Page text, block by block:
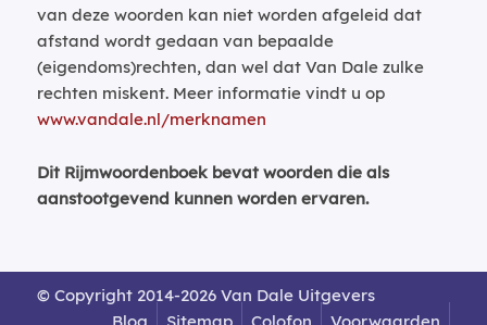
van deze woorden kan niet worden afgeleid dat
afstand wordt gedaan van bepaalde
(eigendoms)rechten, dan wel dat Van Dale zulke
rechten miskent. Meer informatie vindt u op
www.vandale.nl/merknamen
Dit Rijmwoordenboek bevat woorden die als
aanstootgevend kunnen worden ervaren.
© Copyright 2014-2026 Van Dale Uitgevers
Blog
Sitemap Colofon Voorwaarden